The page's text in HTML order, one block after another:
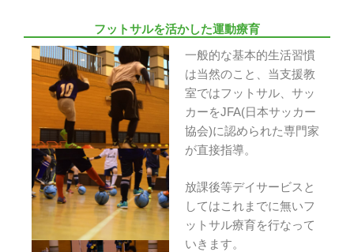
フットサルを活かした運動療育
一般的な基本的生活習慣
は当然のこと、当支援教
室ではフットサル、サッ
カーをJFA(日本サッカー
協会)に認められた専門家
が直接指導。
放課後等デイサービスと
してはこれまでに無いフ
ットサル療育を行なって
いきます。